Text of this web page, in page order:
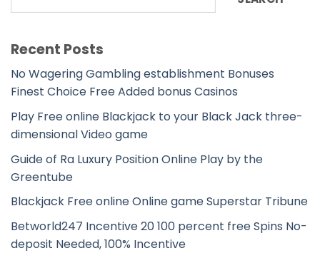
Recent Posts
No Wagering Gambling establishment Bonuses
Finest Choice Free Added bonus Casinos
Play Free online Blackjack to your Black Jack three-
dimensional Video game
Guide of Ra Luxury Position Online Play by the
Greentube
Blackjack Free online Online game Superstar Tribune
Betworld247 Incentive 20 100 percent free Spins No-
deposit Needed, 100% Incentive